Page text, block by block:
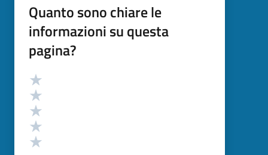
Quanto sono chiare le
informazioni su questa
pagina?
Valutazione